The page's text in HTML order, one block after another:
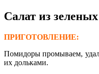
Салат из
ПРИГОТОВЛЕНИЕ:
Помидоры промываем,
их дольками.